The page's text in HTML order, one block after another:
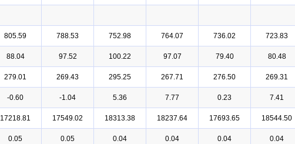
805.59 788.53 752.98 764.07 736.02 723.83
88.04 97.52 100.22 97.07 79.40 80.48
279.01 269.43 295.25 267.71 276.50 269.31
-0.60 -1.04 5.36 7.77 0.23 7.41
17218.81 17549.02 18313.38 18237.64 17693.65 18544.50
0.05 0.05 0.04 0.04 0.04 0.04